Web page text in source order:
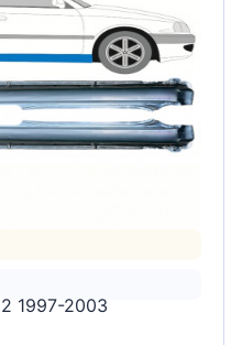
1997-2003